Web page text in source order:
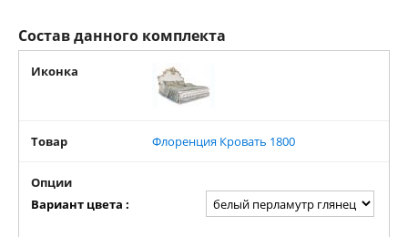
Состав данного комплекта
Иконка
Товар Флоренция Кровать 1800
Опции
Вариант цвета :